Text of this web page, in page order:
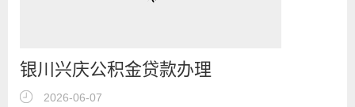
银川兴庆公积金贷款办理
2026-06-07